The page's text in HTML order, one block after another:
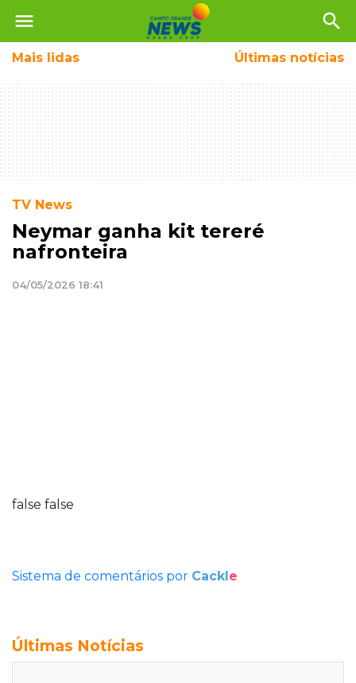
menu search
Mais lidas Últimas notícias
TV News
Neymar ganha kit tereré
nafronteira
04/05/2026 18:41
false false
Sistema de comentários por Cackle
Últimas Notícias